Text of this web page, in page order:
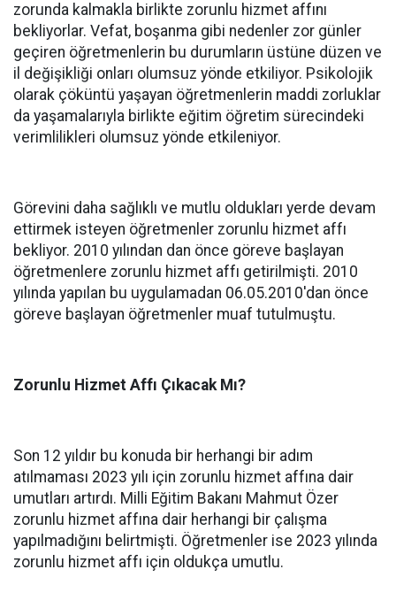
zorunda kalmakla birlikte zorunlu hizmet affını
bekliyorlar. Vefat, boşanma gibi nedenler zor günler
geçiren öğretmenlerin bu durumların üstüne düzen ve
il değişikliği onları olumsuz yönde etkiliyor. Psikolojik
olarak çöküntü yaşayan öğretmenlerin maddi zorluklar
da yaşamalarıyla birlikte eğitim öğretim sürecindeki
verimlilikleri olumsuz yönde etkileniyor.
Görevini daha sağlıklı ve mutlu oldukları yerde devam
ettirmek isteyen öğretmenler zorunlu hizmet affı
bekliyor. 2010 yılından dan önce göreve başlayan
öğretmenlere zorunlu hizmet affı getirilmişti. 2010
yılında yapılan bu uygulamadan 06.05.2010'dan önce
göreve başlayan öğretmenler muaf tutulmuştu.
Zorunlu Hizmet Affı Çıkacak Mı?
Son 12 yıldır bu konuda bir herhangi bir adım
atılmaması 2023 yılı için zorunlu hizmet affına dair
umutları artırdı. Milli Eğitim Bakanı Mahmut Özer
zorunlu hizmet affına dair herhangi bir çalışma
yapılmadığını belirtmişti. Öğretmenler ise 2023 yılında
zorunlu hizmet affı için oldukça umutlu.